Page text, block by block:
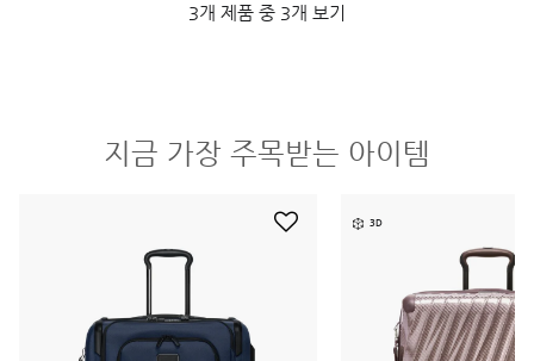
3개 제품 중 3개 보기
지금 가장 주목받는 아이템
3D